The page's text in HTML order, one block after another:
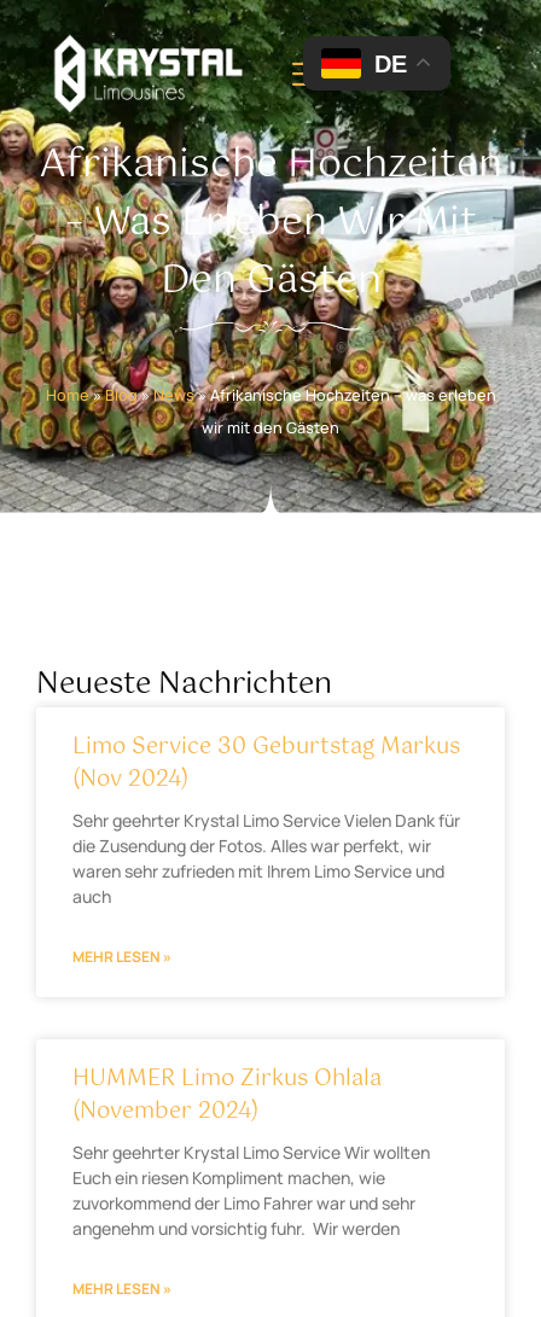
Afrikanische Hochzeiten
– Was Erleben Wir Mit
Den Gästen
Home»Blog»News»Afrikanische Hochzeiten – was erleben
wir mit den Gästen
Neueste Nachrichten
Limo Service 30 Geburtstag Markus
(Nov 2024)
Sehr geehrter Krystal Limo Service Vielen Dank für
die Zusendung der Fotos. Alles war perfekt, wir
waren sehr zufrieden mit Ihrem Limo Service und
auch
MEHR LESEN »
HUMMER Limo Zirkus Ohlala
(November 2024)
Sehr geehrter Krystal Limo Service Wir wollten
Euch ein riesen Kompliment machen, wie
zuvorkommend der Limo Fahrer war und sehr
angenehm und vorsichtig fuhr. Wir werden
MEHR LESEN »
DE